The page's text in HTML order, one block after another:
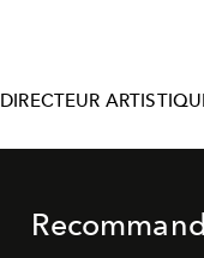
DIRECTEUR